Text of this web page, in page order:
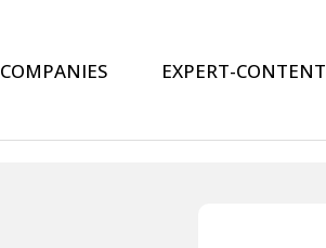
COMPANIES EXPERT-CONTENT